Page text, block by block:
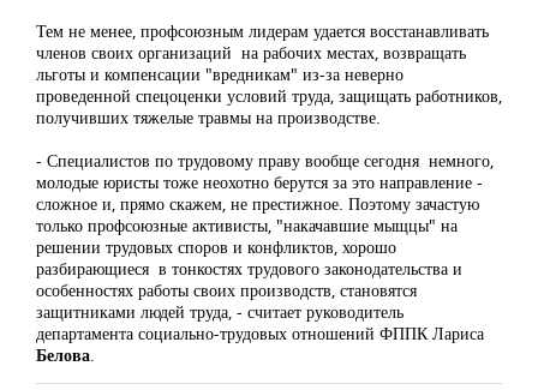
Тем не менее, профсоюзным лидерам удается восстанавливать
членов своих организаций на рабочих местах, возвращать
льготы и компенсации "вредникам" из-за неверно
проведенной спецоценки условий труда, защищать работников,
получивших тяжелые травмы на производстве.
- Специалистов по трудовому праву вообще сегодня немного,
молодые юристы тоже неохотно берутся за это направление -
сложное и, прямо скажем, не престижное. Поэтому зачастую
только профсоюзные активисты, "накачавшие мыщцы" на
решении трудовых споров и конфликтов, хорошо
разбирающиеся в тонкостях трудового законодательства и
особенностях работы своих производств, становятся
защитниками людей труда, - считает руководитель
департамента социально-трудовых отношений ФППК Лариса
Белова